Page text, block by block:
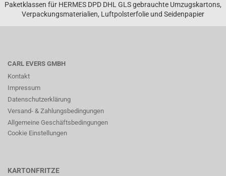
Paketklassen für HERMES DPD DHL GLS gebrauchte Umzugskartons,
Verpackungsmaterialien, Luftpolsterfolie und Seidenpapier
CARL EVERS GMBH
Kontakt
Impressum
Datenschutzerklärung
Versand- & Zahlungsbedingungen
Allgemeine Geschäftsbedingungen
Cookie Einstellungen
KARTONFRITZE